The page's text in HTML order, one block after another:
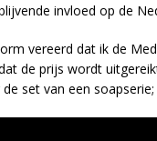
invloed op de
vereerd dat ik de
de prijs wordt
set van een